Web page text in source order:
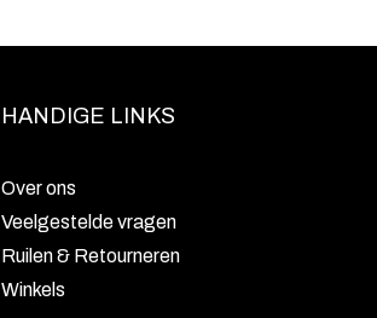
HANDIGE LINKS
Over ons
Veelgestelde vragen
Ruilen & Retourneren
Winkels